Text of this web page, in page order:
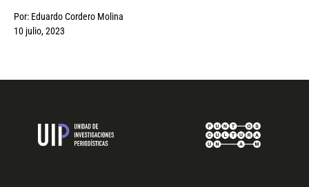
Por: Eduardo Cordero Molina
10 julio, 2023